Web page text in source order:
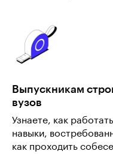
Выпускникам
вузов
Узнаете, как
навыки,
как проходить